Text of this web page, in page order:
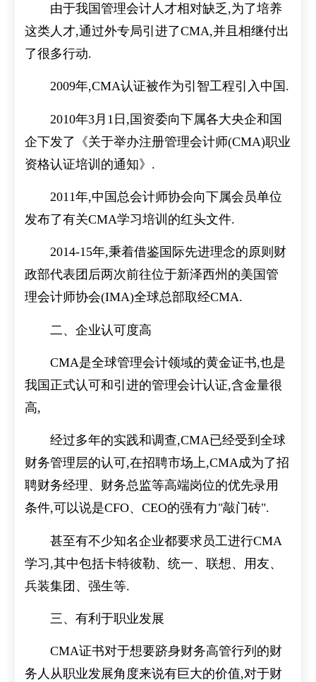
由于我国管理会计人才相对缺乏,为了培养
这类人才,通过外专局引进了CMA,并且相继付出
了很多行动.
2009年,CMA认证被作为引智工程引入中国.
2010年3月1日,国资委向下属各大央企和国
企下发了《关于举办注册管理会计师(CMA)职业
资格认证培训的通知》.
2011年,中国总会计师协会向下属会员单位
发布了有关CMA学习培训的红头文件.
2014-15年,秉着借鉴国际先进理念的原则财
政部代表团后两次前往位于新泽西州的美国管
理会计师协会(IMA)全球总部取经CMA.
二、企业认可度高
CMA是全球管理会计领域的黄金证书,也是
我国正式认可和引进的管理会计认证,含金量很
高,
经过多年的实践和调查,CMA已经受到全球
财务管理层的认可,在招聘市场上,CMA成为了招
聘财务经理、财务总监等高端岗位的优先录用
条件,可以说是CFO、CEO的强有力"敲门砖".
甚至有不少知名企业都要求员工进行CMA
学习,其中包括卡特彼勒、统一、联想、用友、
兵装集团、强生等.
三、有利于职业发展
CMA证书对于想要跻身财务高管行列的财
务人从职业发展角度来说有巨大的价值,对于财